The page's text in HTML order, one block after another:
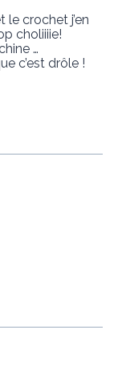
crochet j’en
choliiiie!
…
c’est drôle !